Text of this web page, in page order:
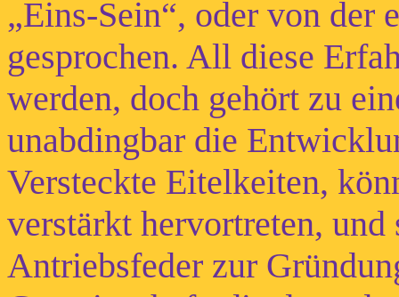
„Eins-Sein“, oder von der
gesprochen. All diese
werden, doch gehört zu
unabdingbar die
Versteckte Eitelkeiten,
verstärkt hervortreten,
Antriebsfeder zur